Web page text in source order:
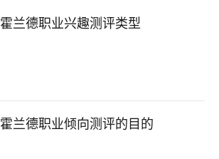
霍兰德职业兴趣测评类型
霍兰德职业倾向测评的目的